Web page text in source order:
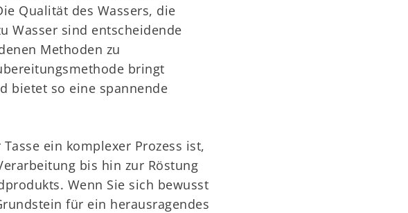
Qualität des Wassers, die
Wasser sind entscheidende
Methoden zu
bringt
bietet so eine spannende
ein komplexer Prozess ist,
bis hin zur Röstung
Wenn Sie sich bewusst
für ein herausragendes